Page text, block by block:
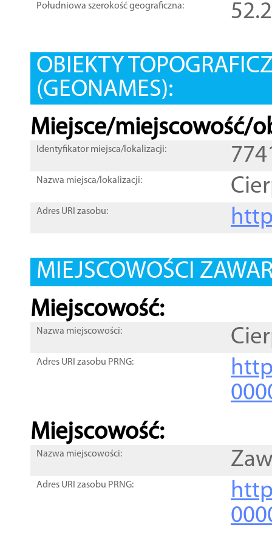
Południowa szerokość geograficzna:
OBIEKTY
(GEONAMES):
Miejsce/miejscowość/
Identyfikator miejsca/lokalizacji:
Nazwa miejsca/lokalizacji:
Adres URI zasobu:
MIEJSCOWOŚCI
Miejscowość:
Nazwa miejscowości:
Adres URI zasobu PRNG:
Miejscowość:
Nazwa miejscowości:
Adres URI zasobu PRNG: